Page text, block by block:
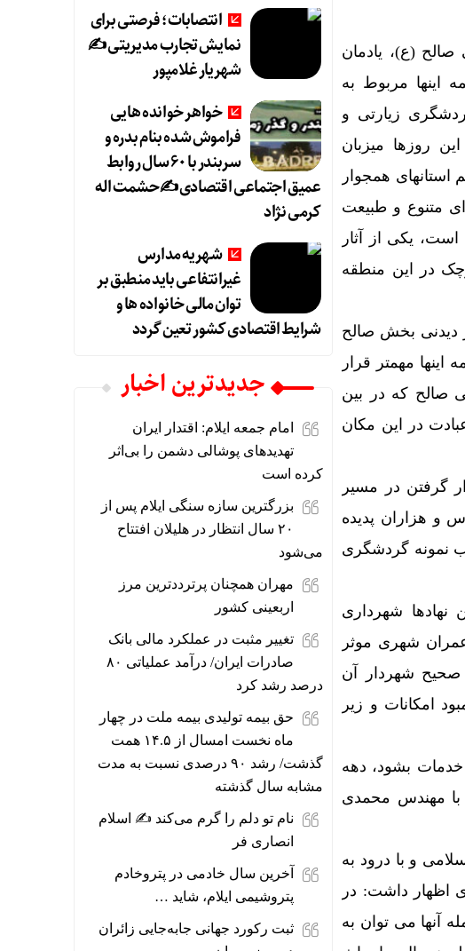
صالح (ع)، یادمان
اینها مربوط به
زیارتی و
روزها میزبان
همجوار
متنوع و طبیعت
یکی از آثار
در این منطقه
دیدنی بخش صالح
اینها مهمتر قرار
صالح که در بین
در این مکان
گرفتن در مسیر
و هزاران پدیده
نمونه گردشگری
شهرداری
شهری موثر
شهردار آن
امکانات و زیر
خدمات بشود، دهه
با مهندس محمدی
و با درود به
اظهار داشت: در
آنها می توان به
انتصابات؛ فرصتی برای
نمایش تجارب مدیریتی ✍
شهریار غلامپور
خواهر خوانده هایی
فراموش شده بنام بدره و
سربندر با ۶۰ سال روابط
عمیق اجتماعی اقتصادی ✍حشمت اله
کرمی نژاد
شهریه مدارس
غیرانتفاعی باید منطبق بر
توان مالی خانواده ها و
شرایط اقتصادی کشور تعین گردد
جديدترين اخبار
امام جمعه ایلام: اقتدار ایران
تهدیدهای پوشالی دشمن را بی‌اثر
کرده است
بزرگترین سازه سنگی ایلام پس از
۲۰ سال انتظار در هلیلان افتتاح
می‌شود
مهران همچنان پرترددترین مرز
اربعینی کشور
تغییر مثبت در عملکرد مالی بانک
صادرات ایران/ درآمد عملیاتی ۸۰
درصد رشد کرد
حق بیمه تولیدی بیمه ملت در چهار
ماه نخست امسال از ۱۴.۵ همت
گذشت/ رشد ۹۰ درصدی نسبت به مدت
مشابه سال گذشته
نام تو دلم را گرم می‌کند ✍️ اسلام
انصاری فر
آخرین سال خادمی در پتروخادم
پتروشیمی ایلام، شاید …
ثبت رکورد جهانی جابه‌جایی زائران